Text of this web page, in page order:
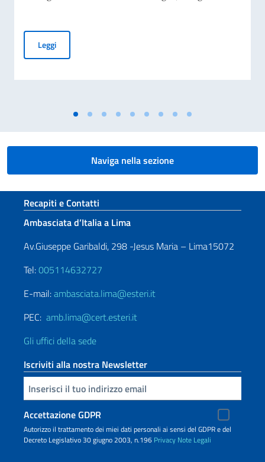
LeggiIl Presidente del Consiglio Meloni esprime cordoglio per il
Naviga nella sezione
Sezione footer
Recapiti e Contatti
Ambasciata d’Italia a Lima
Av.Giuseppe Garibaldi, 298 -Jesus Maria – Lima15072
Tel:005114632727
E-mail:ambasciata.lima@esteri.it
PEC: amb.lima@cert.esteri.it
Gli uffici della sede
Iscriviti alla nostra Newsletter
Inserisci la tua email
Accettazione GDPR
Autorizzo il trattamento dei miei dati personali ai sensi del GDPR e del
Decreto Legislativo 30 giugno 2003, n.196 Privacy Note Legali